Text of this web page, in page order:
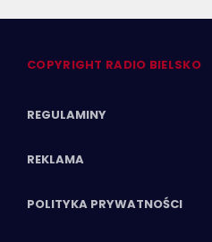
COPYRIGHT RADIO BIELSKO
REGULAMINY
REKLAMA
POLITYKA PRYWATNOŚCI